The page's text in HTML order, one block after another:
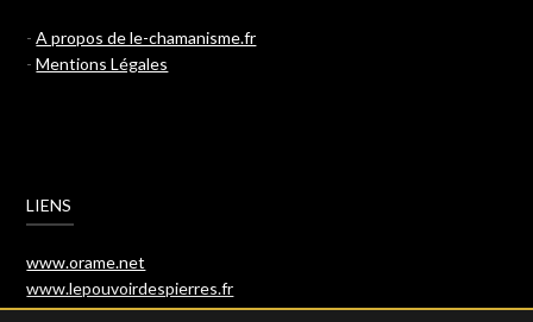
-A propos de le-chamanisme.fr
-Mentions Légales
LIENS
www.orame.net
www.lepouvoirdespierres.fr
www.miel-de-manuka.fr